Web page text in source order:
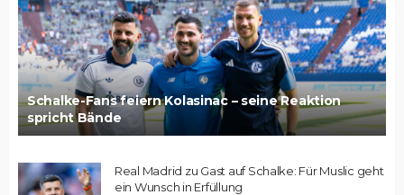
Schalke-Fans feiern Kolasinac – seine Reaktion
spricht Bände
Real Madrid zu Gast auf Schalke: Für Muslic geht
ein Wunsch in Erfüllung